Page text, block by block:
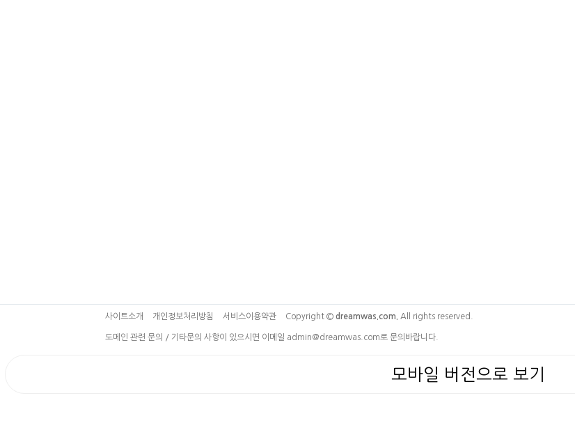
사이트소개 개인정보처리방침 서비스이용약관 Copyright © dreamwas.com. All rights reserved.
도메인 관련 문의 / 기타문의 사항이 있으시면 이메일 admin@dreamwas.com로 문의바랍니다.
모바일 버전으로 보기